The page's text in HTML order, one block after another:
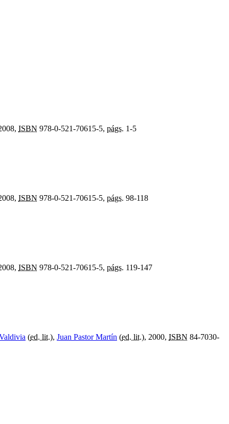
ISBN 978-0-521-70615-5, págs. 1-5
ISBN 978-0-521-70615-5, págs. 98-118
ISBN 978-0-521-70615-5, págs. 119-147
(ed. lit.), Juan Pastor Martín (ed. lit.), 2000, ISBN 84-7030-